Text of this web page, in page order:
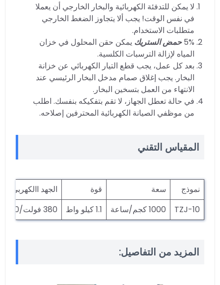
لا يمكن للتدفئة الكهربائية والبخار الخارجي أن يعملا
في نفس الوقت! يجب ألا يتجاوز الضغط الخارجي
متطلبات الاستخدام.
5% حمض الستريك يمكن حقن المحلول في خزان
المياه لإزالة الترسبات الكلسية.
بعد كل عمل، يجب قطع التيار الكهربائي عن خزانة
البخار. يجب إغلاق صمام مدخل البخار الرئيسي عند
الانتهاء من العمل بتسخين البخار.
في حالة تعطل الجهاز، لا تقم بتفكيكه بنفسك. اطلب
من موظفي الصيانة الكهربائية المحترفين إصلاحه.
المقياس التقني
نموذج سعة قوة
الجهد االكهربى
TZJ-10
1000 كجم/ساعة 1.1 كيلو واط 380 فولت/50 هرتز
المزيد من التفاصيل: